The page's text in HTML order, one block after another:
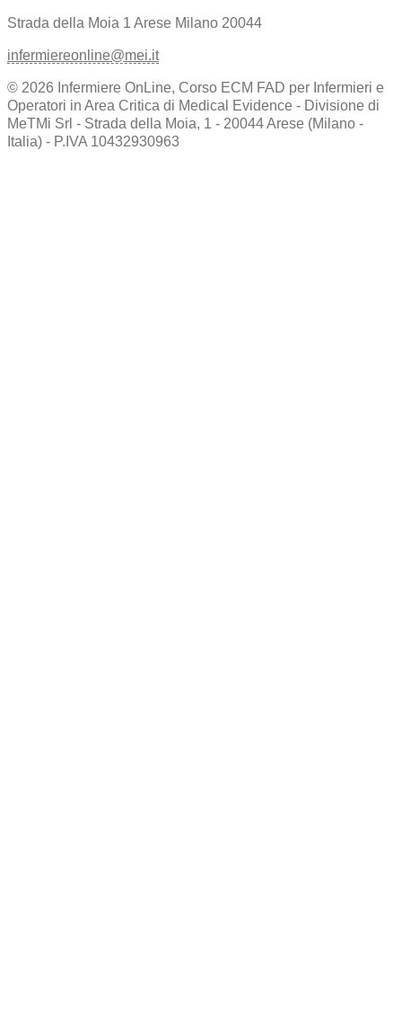
Strada della Moia 1 Arese Milano 20044
infermiereonline@mei.it
© 2026 Infermiere OnLine, Corso ECM FAD per Infermieri e
Operatori in Area Critica di Medical Evidence - Divisione di
MeTMi Srl - Strada della Moia, 1 - 20044 Arese (Milano -
Italia) - P.IVA 10432930963